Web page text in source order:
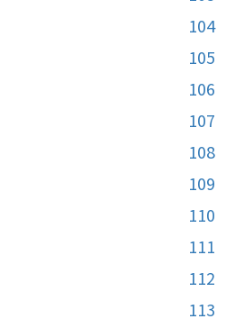
104
105
106
107
108
109
110
111
112
113